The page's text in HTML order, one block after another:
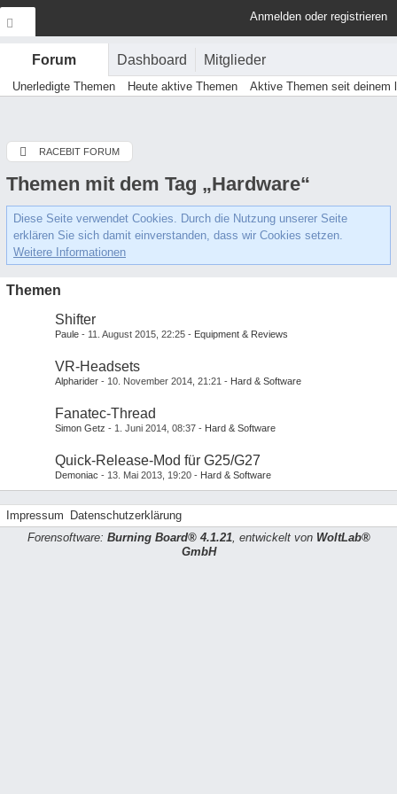
Anmelden oder registrieren
Forum Dashboard Mitglieder
Unerledigte Themen Heute aktive Themen Aktive Themen seit deinem
RACEBIT FORUM
Themen mit dem Tag „Hardware“
Diese Seite verwendet Cookies. Durch die Nutzung unserer Seite
erklären Sie sich damit einverstanden, dass wir Cookies setzen.
Weitere Informationen
Themen
Shifter
Paule 11. August 2015, 22:25 Equipment & Reviews
VR-Headsets
Alpharider 10. November 2014, 21:21 Hard & Software
Fanatec-Thread
Simon Getz 1. Juni 2014, 08:37 Hard & Software
Quick-Release-Mod für G25/G27
Demoniac 13. Mai 2013, 19:20 Hard & Software
Impressum
Datenschutzerklärung
Forensoftware: Burning Board® 4.1.21, entwickelt von WoltLab®
GmbH